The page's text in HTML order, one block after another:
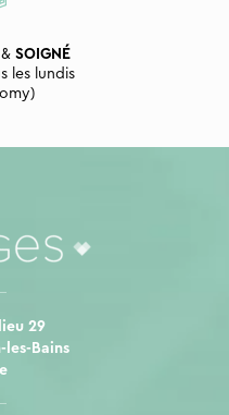
& SOIGNÉ
les lundis
29
les-Bains